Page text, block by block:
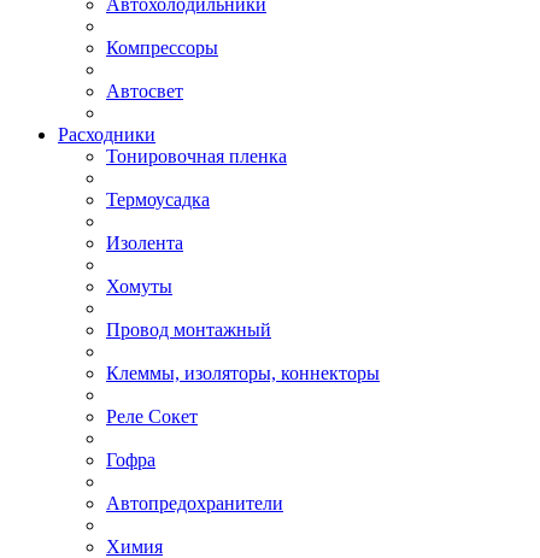
Компрессоры
Автосвет
Расходники
Тонировочная пленка
Термоусадка
Изолента
Хомуты
Провод монтажный
Клеммы, изоляторы, коннекторы
Реле Сокет
Гофра
Автопредохранители
Химия